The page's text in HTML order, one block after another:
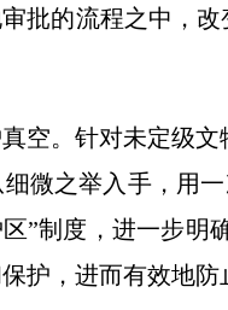
批的流程之中，
空。针对未定级
微之举入手，用
”制度，进一步
护，进而有效地